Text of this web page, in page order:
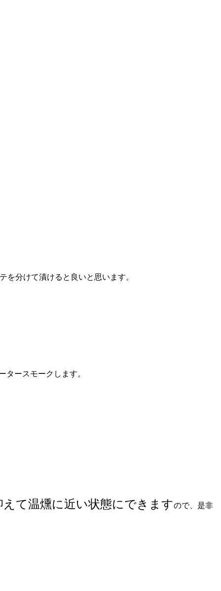
を分けて漬けると良いと思います。
タースモークします。
て温燻に近い状態にできますので、是非